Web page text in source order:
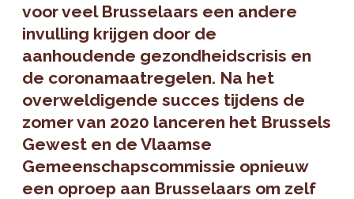
voor veel Brusselaars een andere
invulling krijgen door de
aanhoudende gezondheidscrisis en
de coronamaatregelen. Na het
overweldigende succes tijdens de
zomer van 2020 lanceren het Brussels
Gewest en de Vlaamse
Gemeenschapscommissie opnieuw
een oproep aan Brusselaars om zelf